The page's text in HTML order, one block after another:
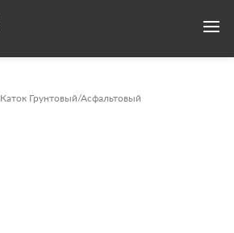
Каток Грунтовый/Асфальтовый